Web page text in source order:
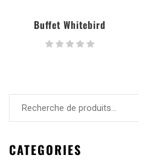
Buffet Whitebird
CATEGORIES